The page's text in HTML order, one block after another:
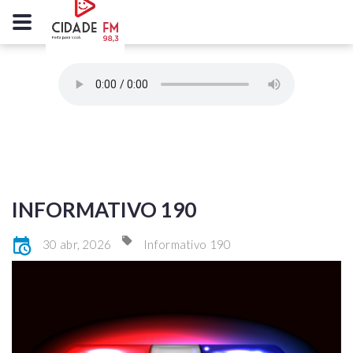
INFORMATIVO 190
30 abr, 2026 Informativo 190